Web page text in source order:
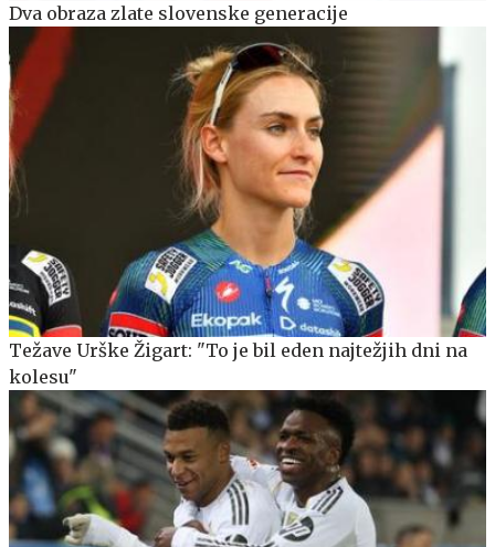
Dva obraza zlate slovenske generacije
Težave Urške Žigart: "To je bil eden najtežjih dni na
kolesu"